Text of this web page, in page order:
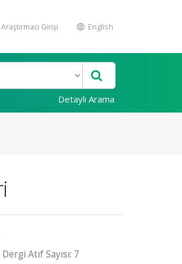
Araştırmacı Girişi English
Detaylı Arama
Atıf Sayısı: 7